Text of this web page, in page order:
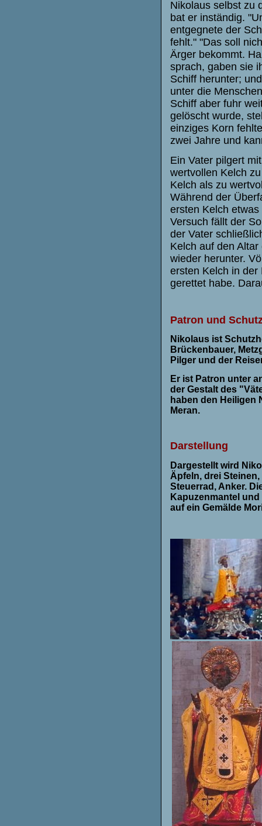
Nikolaus selbst zu
bat er inständig.
entgegnete der
fehlt." "Das soll
Ärger bekommt.
sprach, gaben sie
Schiff herunter;
unter die
Schiff aber fuhr
gelöscht wurde,
einziges Korn
zwei Jahre und
Ein Vater pilgert
wertvollen Kelch
Kelch als zu
Während der
ersten Kelch
Versuch fällt der
der Vater
Kelch auf den
wieder herunter.
ersten Kelch in der
gerettet habe.
Patron und
Nikolaus ist
Brückenbauer,
Pilger und der
Er ist Patron unter
der Gestalt des
haben den Heiligen
Meran.
Darstellung
Dargestellt wird
Äpfeln, drei
Steuerrad, Anker.
Kapuzenmantel
auf ein Gemälde